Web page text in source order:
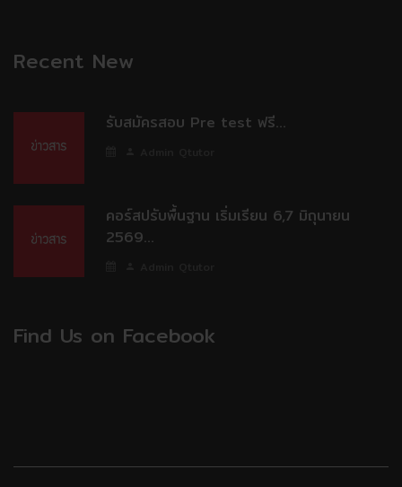
Recent New
รับสมัครสอบ Pre test ฟรี...
คอร์สปรับพื้นฐาน เริ่มเรียน 6,7 มิถุนายน
2569...
Find Us on Facebook